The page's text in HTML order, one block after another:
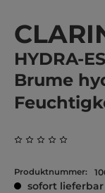
HYDRA-
Brume
Produktnummer:
sofort lieferbar